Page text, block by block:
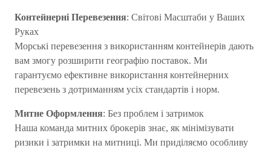
Контейнерні Перевезення: Світові Масштаби у Ваших
Руках
Морські перевезення з використанням контейнерів дають
вам змогу розширити географію поставок. Ми
гарантуємо ефективне використання контейнерних
перевезень з дотриманням усіх стандартів і норм.
Митне Оформлення: Без проблем і затримок
Наша команда митних брокерів знає, як мінімізувати
ризики і затримки на митниці. Ми приділяємо особливу